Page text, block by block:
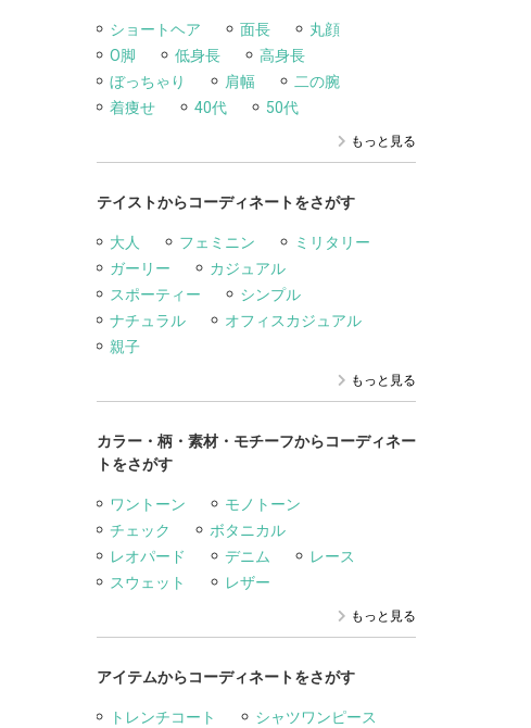
ショートヘア 面長
丸顔
O脚
低身長
高身長
ぼっちゃり
肩幅
二の腕
着痩せ
40代 50代
もっと見る
テイストからコーディネートをさがす
大人 フェミニン
ミリタリー
ガーリー
カジュアル
スポーティー
シンプル
ナチュラル
オフィスカジュアル
親子
もっと見る
カラー・柄・素材・モチーフからコーディネー
トをさがす
ワントーン
モノトーン
チェック
ボタニカル
レオパード
デニム
レース
スウェット
レザー
もっと見る
アイテムからコーディネートをさがす
トレンチコート
シャツワンピース